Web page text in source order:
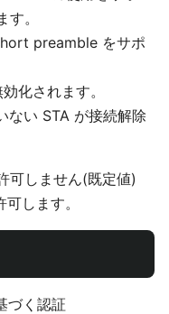
。
preamble をサポ
化されます。
い STA が接続解除
しません(既定値)
します。
づく認証